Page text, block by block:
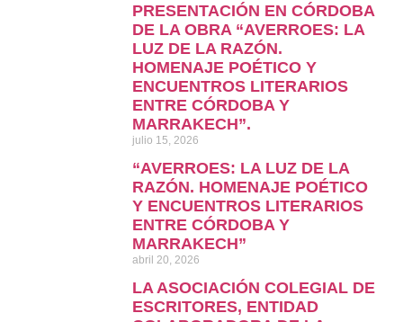
PRESENTACIÓN EN CÓRDOBA
DE LA OBRA “AVERROES: LA
LUZ DE LA RAZÓN.
HOMENAJE POÉTICO Y
ENCUENTROS LITERARIOS
ENTRE CÓRDOBA Y
MARRAKECH”.
julio 15, 2026
“AVERROES: LA LUZ DE LA
RAZÓN. HOMENAJE POÉTICO
Y ENCUENTROS LITERARIOS
ENTRE CÓRDOBA Y
MARRAKECH”
abril 20, 2026
LA ASOCIACIÓN COLEGIAL DE
ESCRITORES, ENTIDAD